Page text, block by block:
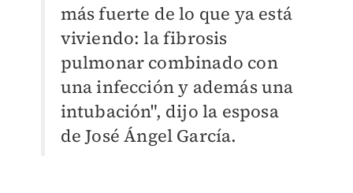
más fuerte de lo que ya está
viviendo: la fibrosis
pulmonar combinado con
una infección y además una
intubación", dijo la esposa
de José Ángel García.